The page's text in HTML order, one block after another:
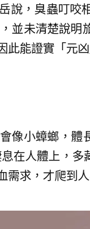
說，臭蟲叮咬
並未清楚說明
此能證實「元凶
像小蟑螂，體
在人體上，
需求，才爬到人